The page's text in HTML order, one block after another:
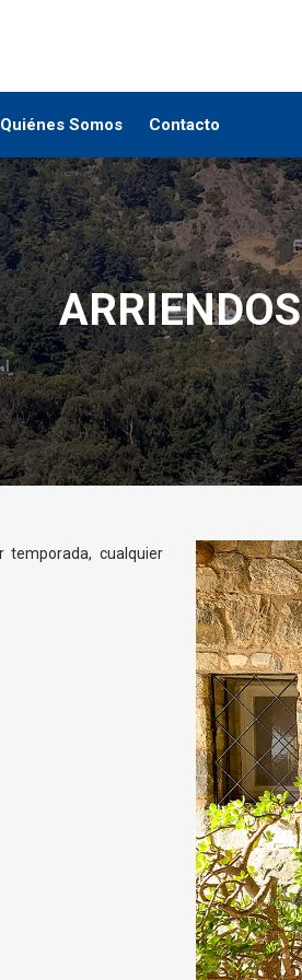
Quiénes Somos Contacto
ARRIENDOS
cualquier